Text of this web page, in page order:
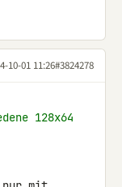
10-01 11:26#3824278
128x64